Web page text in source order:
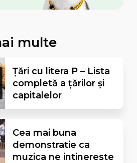
multe
Țări cu litera P – Lista
completă a țărilor și
capitalelor
Cea mai buna
demonstratie ca
muzica ne intinereste